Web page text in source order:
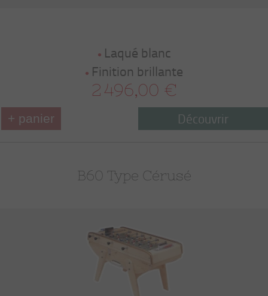
Laqué blanc
Finition brillante
2 496,00 €
+ panier Découvrir
B60 Type Cérusé